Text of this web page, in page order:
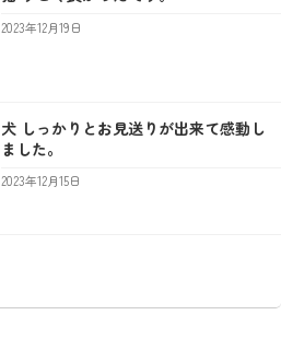
2023年12月19日
犬 しっかりとお見送りが出来て感動し
ました。
2023年12月15日